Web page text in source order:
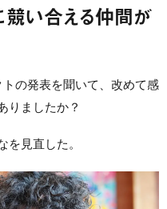
競い合える仲間が
の発表を聞いて、改めて感
りましたか？
を見直した。